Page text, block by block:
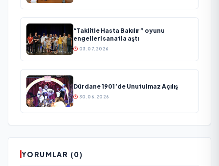
“Taklitle Hasta Bakılır” oyunu
engelleri sanatla aştı
03.07.2026
Dürdane 1901’de Unutulmaz Açılış
30.06.2026
YORUMLAR (0)